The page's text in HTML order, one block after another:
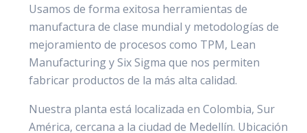
Usamos de forma exitosa herramientas de
manufactura de clase mundial y metodologías de
mejoramiento de procesos como TPM, Lean
Manufacturing y Six Sigma que nos permiten
fabricar productos de la más alta calidad.
Nuestra planta está localizada en Colombia, Sur
América, cercana a la ciudad de Medellín. Ubicación